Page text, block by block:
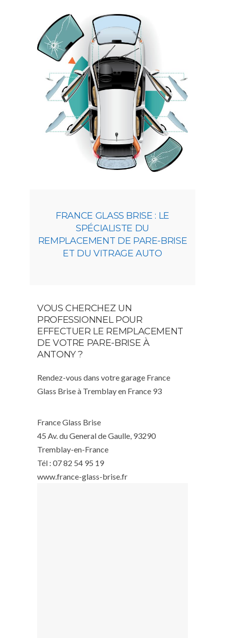
FRANCE GLASS BRISE : LE
SPÉCIALISTE DU
REMPLACEMENT DE PARE-BRISE
ET DU VITRAGE AUTO
VOUS CHERCHEZ UN
PROFESSIONNEL POUR
EFFECTUER LE REMPLACEMENT
DE VOTRE PARE-BRISE À
ANTONY ?
Rendez-vous dans votre garage France
Glass Brise à Tremblay en France 93
France Glass Brise
45 Av. du General de Gaulle, 93290
Tremblay-en-France
Tél : 07 82 54 95 19
www.france-glass-brise.fr